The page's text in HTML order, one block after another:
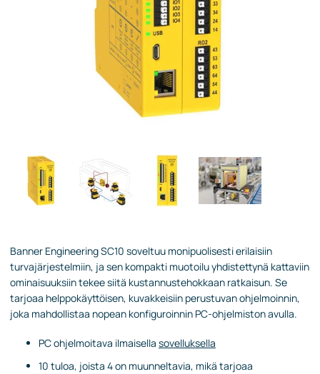
Banner Engineering SC10 soveltuu monipuolisesti erilaisiin
turvajärjestelmiin, ja sen kompakti muotoilu yhdistettynä kattaviin
ominaisuuksiin tekee siitä kustannustehokkaan ratkaisun. Se
tarjoaa helppokäyttöisen, kuvakkeisiin perustuvan ohjelmoinnin,
joka mahdollistaa nopean konfiguroinnin PC-ohjelmiston avulla.
PC ohjelmoitava ilmaisella sovelluksella
10 tuloa, joista 4 on muunneltavia, mikä tarjoaa